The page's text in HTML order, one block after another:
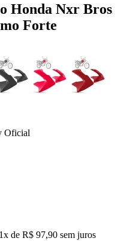
Honda Nxr Bros
Forte
Oficial
1x de R$ 97,90 sem juros